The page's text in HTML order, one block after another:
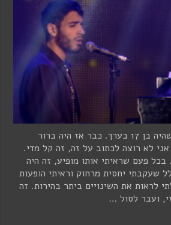
אני פגשתי את תמיר כשהיה בן 17 בערך. כבר אז היה ברור
לא רוצה לכתוב על זה, זה קל מדי.
פעם שראיתי אותו מופיע, זה היה
שעקבתי יחסית מרחוק וראיתי הופעות
לראות את השינויים ביתר בהירות. זה
ועבר לסול …